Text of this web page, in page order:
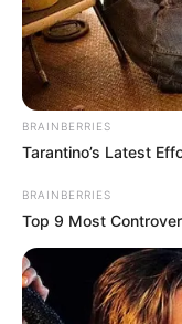
BRAINBERRIES
Tarantino’s Latest
BRAINBERRIES
Top 9 Most